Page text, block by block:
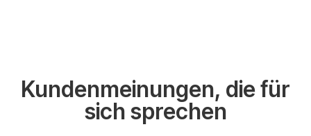
Kundenmeinungen, die für
sich sprechen